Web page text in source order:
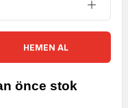
HEMEN AL
önce stok